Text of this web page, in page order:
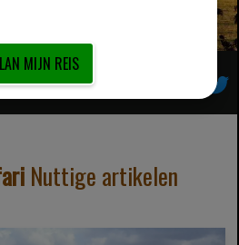
touroperator
Nuttige artikelen
MIJN REIS